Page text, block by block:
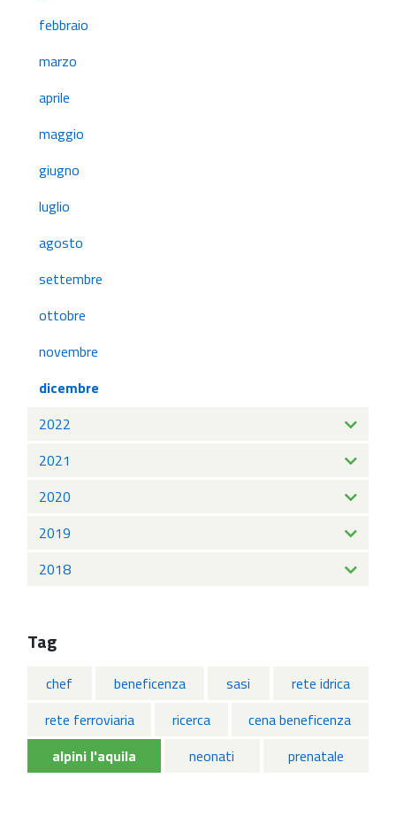
febbraio
marzo
aprile
maggio
giugno
luglio
agosto
settembre
ottobre
novembre
dicembre
2022
2021
2020
2019
2018
Tag
chef beneficenza sasi
rete idrica
rete ferroviaria
ricerca
cena beneficenza
alpini l'aquila
neonati prenatale